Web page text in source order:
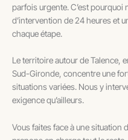
parfois urgente. C’est
d’intervention de 24 heures et
chaque étape.
Le territoire autour de Talence,
Sud-Gironde, concentre une
situations variées. Nous y
exigence qu’ailleurs.
Vous faites face à une